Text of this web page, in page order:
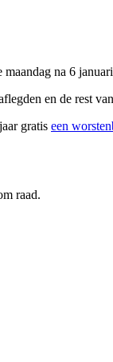
na 6
en de
gratis een
raad.